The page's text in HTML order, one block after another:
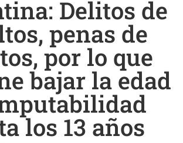
Delitos de
penas de
por lo que
bajar la edad
los 13 años